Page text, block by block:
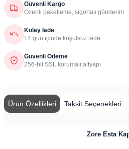
Güvenli Kargo
Özenli paketleme, sigortalı gönderim
Kolay İade
14 gün içinde koşulsuz iade
Güvenli Ödeme
256-bit SSL korumalı altyapı
Ürün Özellikleri Taksit Seçenekleri
​Zore Esta